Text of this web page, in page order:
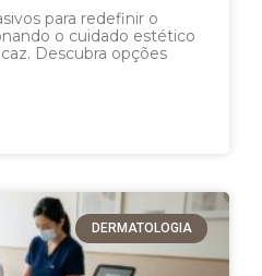
para redefinir o
o cuidado estético
Descubra opções
DERMATOLOGIA